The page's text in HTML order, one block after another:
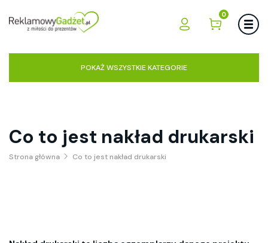
0
POKAŻ WSZYSTKIE KATEGORIE
Co to jest nakład drukarski
Strona główna Co to jest nakład drukarski